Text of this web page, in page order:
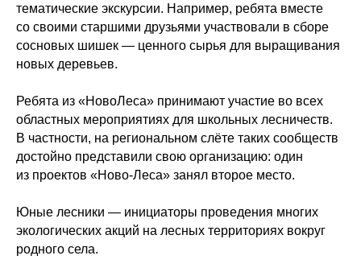
тематические экскурсии. Например, ребята вместе
со своими старшими друзьями участвовали в сборе
сосновых шишек — ценного сырья для выращивания
новых деревьев.
Ребята из «НовоЛеса» принимают участие во всех
областных мероприятиях для школьных лесничеств.
В частности, на региональном слёте таких сообществ
достойно представили свою организацию: один
из проектов «Ново-Леса» занял второе место.
Юные лесники — инициаторы проведения многих
экологических акций на лесных территориях вокруг
родного села.